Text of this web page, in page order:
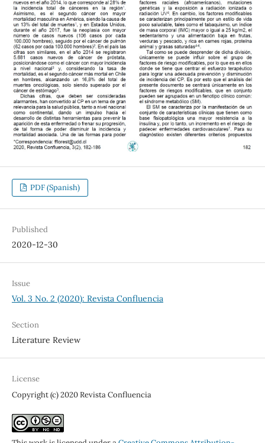
PDF (Spanish)
Published
2020-12-30
Issue
Vol. 3 No. 2 (2020): Revista Confluencia
Section
Literature Review
License
Copyright (c) 2020 Revista Confluencia